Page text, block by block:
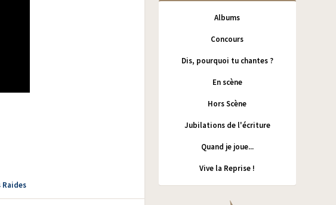
Raides
Albums
Concours
Dis, pourquoi tu chantes ?
En scène
Hors Scène
Jubilations de l'écriture
Quand je joue...
Vive la Reprise !